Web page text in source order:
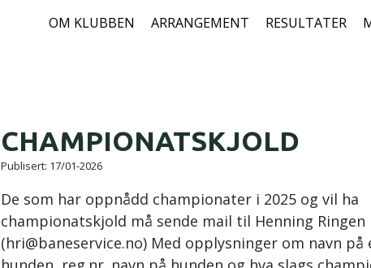
OM KLUBBEN ARRANGEMENT RESULTATER
CHAMPIONATSKJOLD
Publisert: 17/01-2026
De som har oppnådd championater i 2025 og vil ha
championatskjold må sende mail til Henning Ringen
(hri@baneservice.no) Med opplysninger om navn på